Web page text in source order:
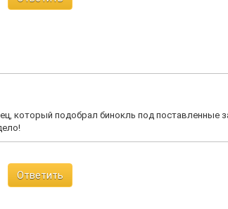
который подобрал бинокль под поставленные
Ответить